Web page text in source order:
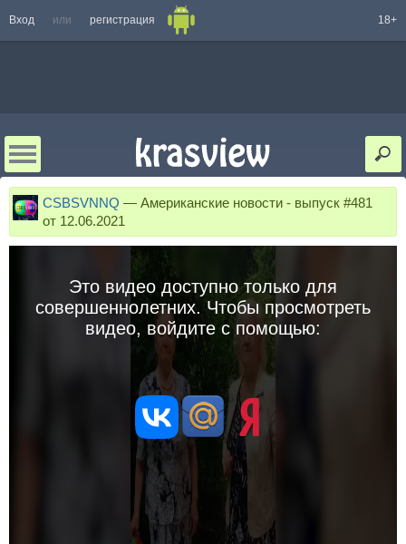
Вход или регистрация 18+
CSBSVNNQ — Американские новости - выпуск #481
от 12.06.2021
Это видео доступно только для
совершеннолетних. Чтобы просмотреть
видео, войдите с помощью: